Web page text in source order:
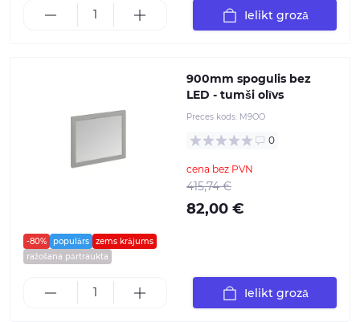
Ielikt grozā
-80% populārs
zems krājums
ražošana pārtraukta
900mm spogulis bez
LED - tumši olīvs
Preces kods: M9OO
0
cena bez PVN
415,74 €
82,00 €
Ielikt grozā